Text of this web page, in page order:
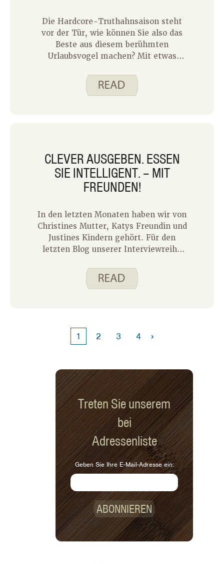
vor uns haben. Hier sind einige der
Dinge, die Rindfleischeintopf ganz
oben auf meine Liste setzen.
Die Hardcore-Truthahnsaison steht
vor der Tür, wie können Sie also das
Beste aus diesem berühmten
Urlaubsvogel machen? Mit etwas
viele Wochen nach dem Hauptereignis
genießen. Ich hasse es, gutes Essen
CLEVER AUSGEBEN. ESSEN
SIE INTELLIGENT. – MIT
FREUNDEN!
In den letzten Monaten haben wir von
Christines Mutter, Katys Freundin und
Justines Kindern gehört. Für den
letzten Blog unserer Interviewreihe
Kollegin Kristin Taylor gesprochen.
1 2 3 4 ›
Treten Sie unserem
bei
Adressenliste
Geben Sie Ihre E-Mail-Adresse ein:
ABONNIEREN